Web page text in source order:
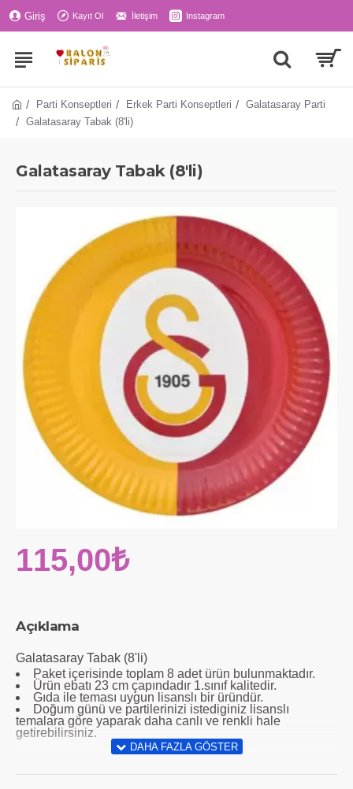
Giriş Kayıt Ol İletişim Instagram
Parti Konseptleri Erkek Parti Konseptleri
Galatasaray Parti
Galatasaray Tabak (8'li)
Galatasaray Tabak (8'li)
Açıklama
Galatasaray Tabak (8'li)
Paket içerisinde toplam 8 adet ürün bulunmaktadır.
Ürün ebatı 23 cm çapındadır 1.sınıf kalitedir.
Gıda ile teması uygun lisanslı bir üründür.
Doğum günü ve partilerinizi istediginiz lisanslı
temalara göre yaparak daha canlı ve renkli hale
getirebilirsiniz.
115,00₺